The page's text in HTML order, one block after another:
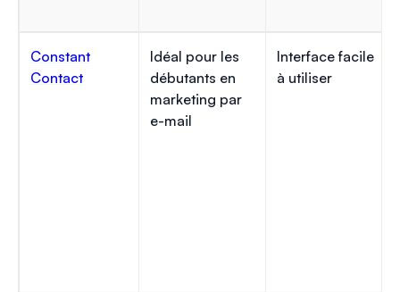
Constant
Contact
Idéal pour les
débutants en
marketing par
e-mail
Interface facile
à utiliser